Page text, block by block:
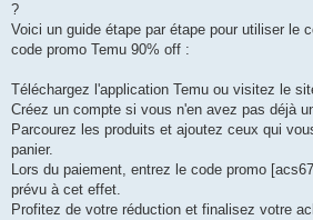
?
Voici un guide étape par étape pour utiliser le
code promo Temu 90% off :
Téléchargez l'application Temu ou visitez le
Créez un compte si vous n'en avez pas déjà
Parcourez les produits et ajoutez ceux qui
panier.
Lors du paiement, entrez le code promo
prévu à cet effet.
Profitez de votre réduction et finalisez votre